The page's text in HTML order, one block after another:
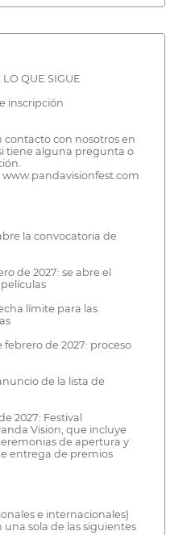
QUE SIGUE
inscripción
contacto con nosotros en
tiene alguna pregunta o
www.pandavisionfest.com
la convocatoria de
de 2027: se abre el
límite para las
febrero de 2027: proceso
de la lista de
2027: Festival
Vision, que incluye
de apertura y
entrega de premios
e internacionales)
sola de las siguientes